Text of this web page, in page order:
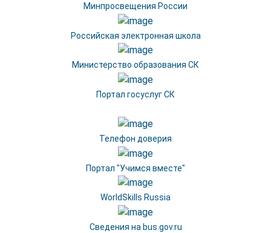
Минпросвещения России
Российская электронная школа
Министерство образования СК
Портал госуслуг СК
Телефон доверия
Портал "Учимся вместе"
WorldSkills Russia
Сведения на bus.gov.ru